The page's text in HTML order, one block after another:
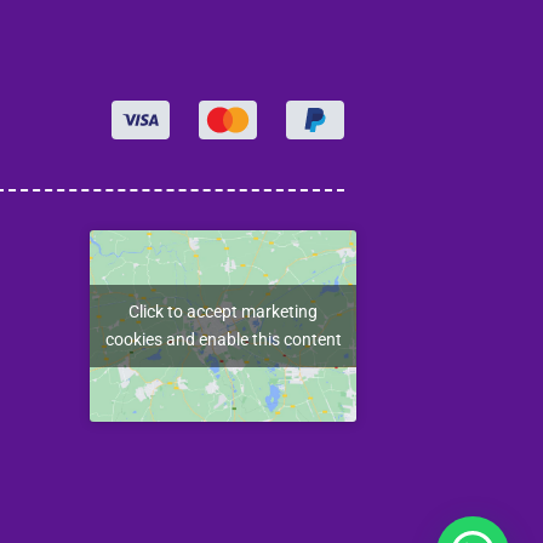
Click to accept marketing
cookies and enable this content